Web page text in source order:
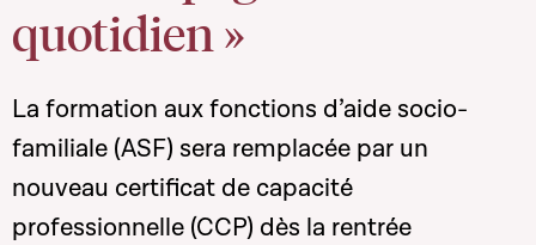
quotidien »
La formation aux fonctions d’aide socio-
familiale (ASF) sera remplacée par un
nouveau certificat de capacité
professionnelle (CCP) dès la rentrée